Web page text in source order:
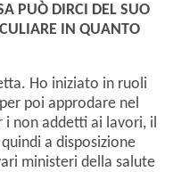
PUÒ DIRCI DEL SUO
IN QUANTO
Ho iniziato in ruoli
poi approdare nel
non addetti ai lavori, il
a disposizione
ministeri della salute